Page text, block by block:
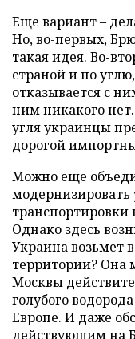
Еще вариант –
Но, во-первых,
такая идея. Во-
страной и по
отказывается с
ним никакого
угля украинцы
дорогой
Можно еще
модернизировать
транспортировки
Однако здесь
Украина возьмет
территории? Она
Москвы
голубого
Европе. И даже
действующим на